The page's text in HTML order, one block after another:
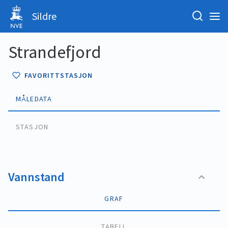
Sildre
Strandefjord
FAVORITTSTASJON
MÅLEDATA
STASJON
Vannstand
GRAF